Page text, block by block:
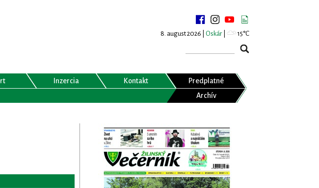
8. august 2026 | Oskár 15°C
Inzercia Kontakt
Predplatné
Archív